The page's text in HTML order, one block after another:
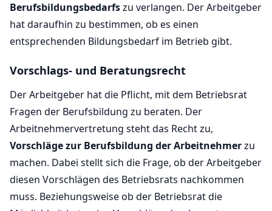
Berufsbildungsbedarfszu verlangen. Der Arbeitgeber
hat daraufhin zu bestimmen, ob es einen
entsprechenden Bildungsbedarf im Betrieb gibt.
Vorschlags- und Beratungsrecht
Der Arbeitgeber hat die Pflicht, mit dem Betriebsrat
Fragen der Berufsbildung zu beraten. Der
Arbeitnehmervertretung steht das Recht zu,
Vorschläge zur Berufsbildung der Arbeitnehmerzu
machen. Dabei stellt sich die Frage, ob der Arbeitgeber
diesen Vorschlägen des Betriebsrats nachkommen
muss. Beziehungsweise ob der Betriebsrat die